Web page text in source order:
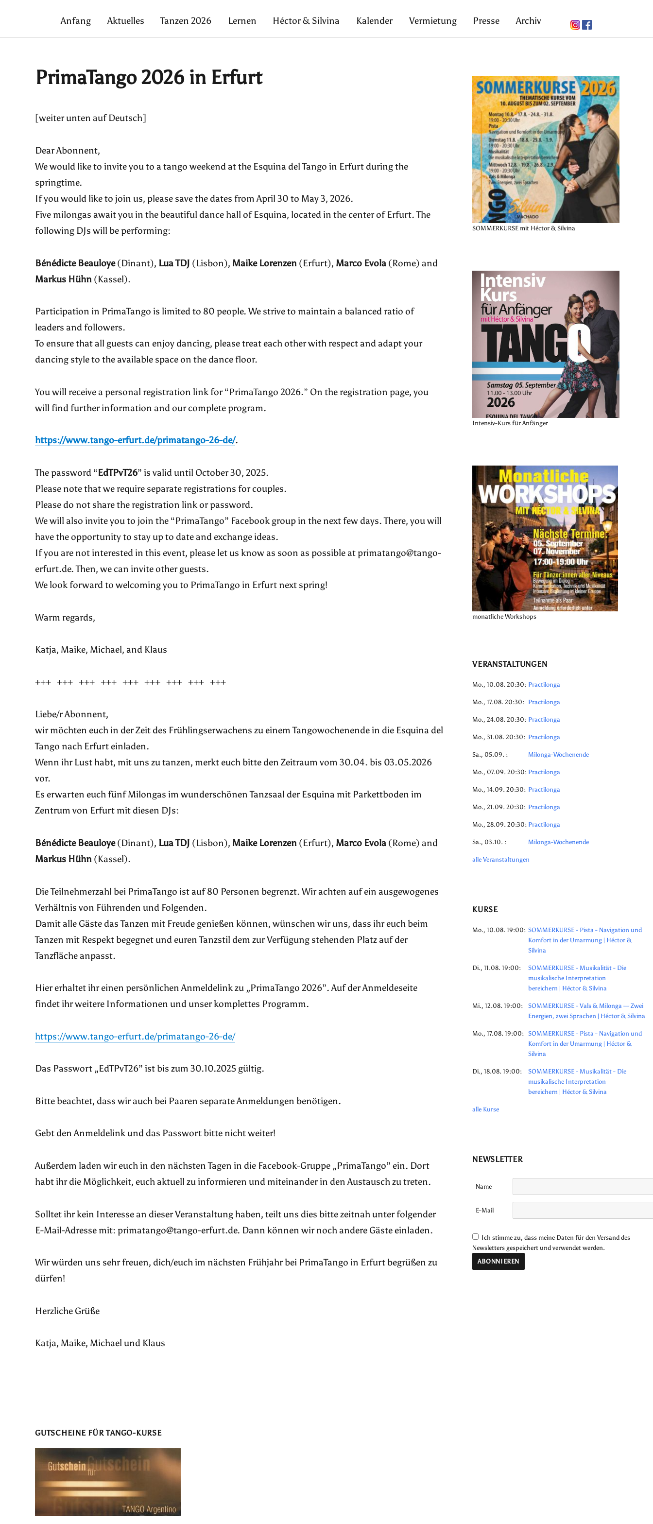
Anfang Aktuelles Tanzen 2026 Lernen Héctor & Silvina Kalender Vermietung Presse Archiv
PrimaTango 2026 in Erfurt
[weiter unten auf Deutsch]
Dear Abonnent,
We would like to invite you to a tango weekend at the Esquina del Tango in Erfurt during the
springtime.
If you would like to join us, please save the dates from April 30 to May 3, 2026.
Five milongas await you in the beautiful dance hall of Esquina, located in the center of Erfurt. The
following DJs will be performing:
Bénédicte Beauloye(Dinant), Lua TDJ (Lisbon), Maike Lorenzen (Erfurt), Marco Evola (Rome) and
Markus Hühn (Kassel).
Participation in PrimaTango is limited to 80 people. We strive to maintain a balanced ratio of
leaders and followers.
To ensure that all guests can enjoy dancing, please treat each other with respect and adapt your
dancing style to the available space on the dance floor.
You will receive a personal registration link for “PrimaTango 2026.” On the registration page, you
will find further information and our complete program.
https://www.tango-erfurt.de/primatango-26-de/.
The password “EdTPvT26” is valid until October 30, 2025.
Please note that we require separate registrations for couples.
Please do not share the registration link or password.
We will also invite you to join the “PrimaTango” Facebook group in the next few days. There, you will
have the opportunity to stay up to date and exchange ideas.
If you are not interested in this event, please let us know as soon as possible at primatango@tango-
erfurt.de. Then, we can invite other guests.
We look forward to welcoming you to PrimaTango in Erfurt next spring!
Warm regards,
Katja, Maike, Michael, and Klaus
+++ +++ +++ +++ +++ +++ +++ +++ +++
Liebe/r Abonnent,
wir möchten euch in der Zeit des Frühlingserwachens zu einem Tangowochenende in die Esquina del
Tango nach Erfurt einladen.
Wenn ihr Lust habt, mit uns zu tanzen, merkt euch bitte den Zeitraum vom 30.04. bis 03.05.2026
vor.
Es erwarten euch fünf Milongas im wunderschönen Tanzsaal der Esquina mit Parkettboden im
Zentrum von Erfurt mit diesen DJs:
Bénédicte Beauloye(Dinant), Lua TDJ (Lisbon), Maike Lorenzen (Erfurt), Marco Evola (Rome) and
Markus Hühn (Kassel).
Die Teilnehmerzahl bei PrimaTango ist auf 80 Personen begrenzt. Wir achten auf ein ausgewogenes
Verhältnis von Führenden und Folgenden.
Damit alle Gäste das Tanzen mit Freude genießen können, wünschen wir uns, dass ihr euch beim
Tanzen mit Respekt begegnet und euren Tanzstil dem zur Verfügung stehenden Platz auf der
Tanzfläche anpasst.
Hier erhaltet ihr einen persönlichen Anmeldelink zu „PrimaTango 2026”. Auf der Anmeldeseite
findet ihr weitere Informationen und unser komplettes Programm.
https://www.tango-erfurt.de/primatango-26-de/
Das Passwort „EdTPvT26” ist bis zum 30.10.2025 gültig.
Bitte beachtet, dass wir auch bei Paaren separate Anmeldungen benötigen.
Gebt den Anmeldelink und das Passwort bitte nicht weiter!
Außerdem laden wir euch in den nächsten Tagen in die Facebook-Gruppe „PrimaTango” ein. Dort
habt ihr die Möglichkeit, euch aktuell zu informieren und miteinander in den Austausch zu treten.
Solltet ihr kein Interesse an dieser Veranstaltung haben, teilt uns dies bitte zeitnah unter folgender
E-Mail-Adresse mit: primatango@tango-erfurt.de. Dann können wir noch andere Gäste einladen.
Wir würden uns sehr freuen, dich/euch im nächsten Frühjahr bei PrimaTango in Erfurt begrüßen zu
dürfen!
Herzliche Grüße
Katja, Maike, Michael und Klaus
GUTSCHEINE FÜR TANGO-KURSE
SOMMERKURSE mit Héctor & Silvina
Intensiv-Kurs für Anfänger
monatliche Workshops
VERANSTALTUNGEN
Mo., 10.08. 20:30: Practilonga
Mo., 17.08. 20:30: Practilonga
Mo., 24.08. 20:30: Practilonga
Mo., 31.08. 20:30: Practilonga
Sa., 05.09. : Milonga-Wochenende
Mo., 07.09. 20:30: Practilonga
Mo., 14.09. 20:30: Practilonga
Mo., 21.09. 20:30: Practilonga
Mo., 28.09. 20:30: Practilonga
Sa., 03.10. : Milonga-Wochenende
alle Veranstaltungen
KURSE
Mo., 10.08. 19:00: SOMMERKURSE - Pista - Navigation und
Komfort in der Umarmung | Héctor &
Silvina
Di., 11.08. 19:00:
SOMMERKURSE - Musikalität - Die
musikalische Interpretation
bereichern | Héctor & Silvina
Mi., 12.08. 19:00:
SOMMERKURSE - Vals & Milonga — Zwei
Energien, zwei Sprachen | Héctor & Silvina
Mo., 17.08. 19:00: SOMMERKURSE - Pista - Navigation und
Komfort in der Umarmung | Héctor &
Silvina
Di., 18.08. 19:00:
SOMMERKURSE - Musikalität - Die
musikalische Interpretation
bereichern | Héctor & Silvina
alle Kurse
NEWSLETTER
Name
E-Mail
Ich stimme zu, dass meine Daten für den Versand des
Newsletters gespeichert und verwendet werden.